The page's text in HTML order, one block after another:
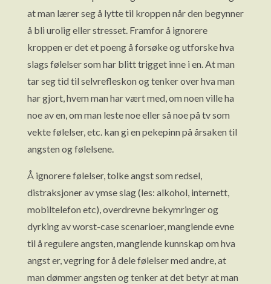
at man lærer seg å lytte til kroppen når den begynner
å bli urolig eller stresset. Framfor å ignorere
kroppen er det et poeng å forsøke og utforske hva
slags følelser som har blitt trigget inne i en. At man
tar seg tid til selvrefleskon og tenker over hva man
har gjort, hvem man har vært med, om noen ville ha
noe av en, om man leste noe eller så noe på tv som
vekte følelser, etc. kan gi en pekepinn på årsaken til
angsten og følelsene.
Å ignorere følelser, tolke angst som redsel,
distraksjoner av ymse slag (les: alkohol, internett,
mobiltelefon etc), overdrevne bekymringer og
dyrking av worst-case scenarioer, manglende evne
til å regulere angsten, manglende kunnskap om hva
angst er, vegring for å dele følelser med andre, at
man dømmer angsten og tenker at det betyr at man